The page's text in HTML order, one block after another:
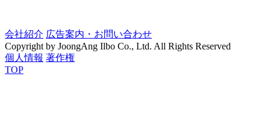
会社紹介 広告案内・お問い合わせ
Copyright by JoongAng Ilbo Co., Ltd. All Rights Reserved
個人情報 著作権
TOP